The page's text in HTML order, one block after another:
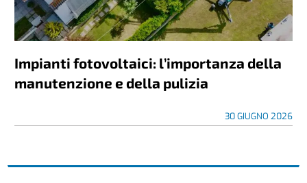
Impianti fotovoltaici: l’importanza della
manutenzione e della pulizia
30 GIUGNO 2026